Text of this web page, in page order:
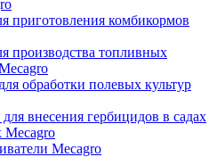
приготовления комбикормов
производства топливных
обработки полевых культур
внесения гербицидов в садах
Mecagro
Mecagro